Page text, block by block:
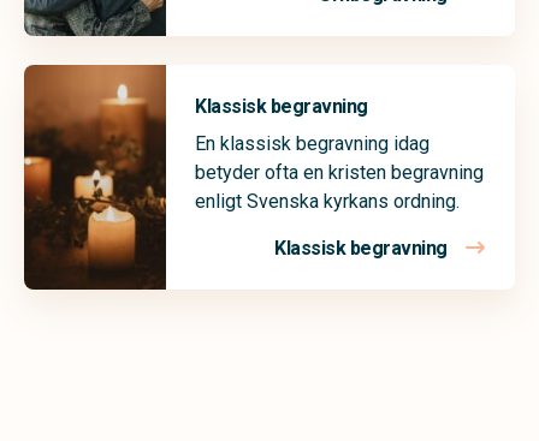
Klassisk begravning
En klassisk begravning idag
betyder ofta en kristen begravning
enligt Svenska kyrkans ordning.
Klassisk begravning